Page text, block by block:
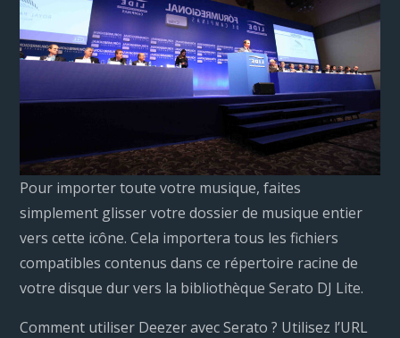
Pour importer toute votre musique, faites
simplement glisser votre dossier de musique entier
vers cette icône. Cela importera tous les fichiers
compatibles contenus dans ce répertoire racine de
votre disque dur vers la bibliothèque Serato DJ Lite.
Comment utiliser Deezer avec Serato ? Utilisez l’URL